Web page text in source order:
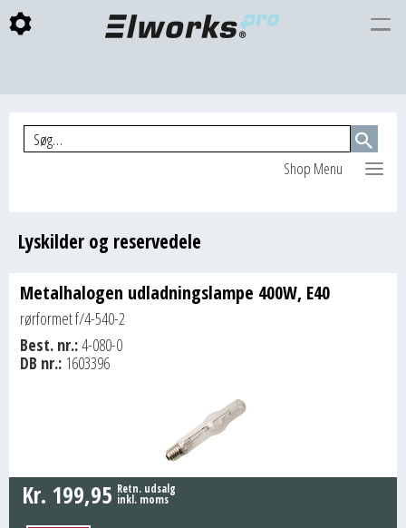
Shop Menu
Lyskilder og reservedele
Metalhalogen udladningslampe 400W, E40
rørformet f/4-540-2
Best. nr.:4-080-0
DB nr.: 1603396
Kr. 199,95 Retn. udsalg
inkl. moms